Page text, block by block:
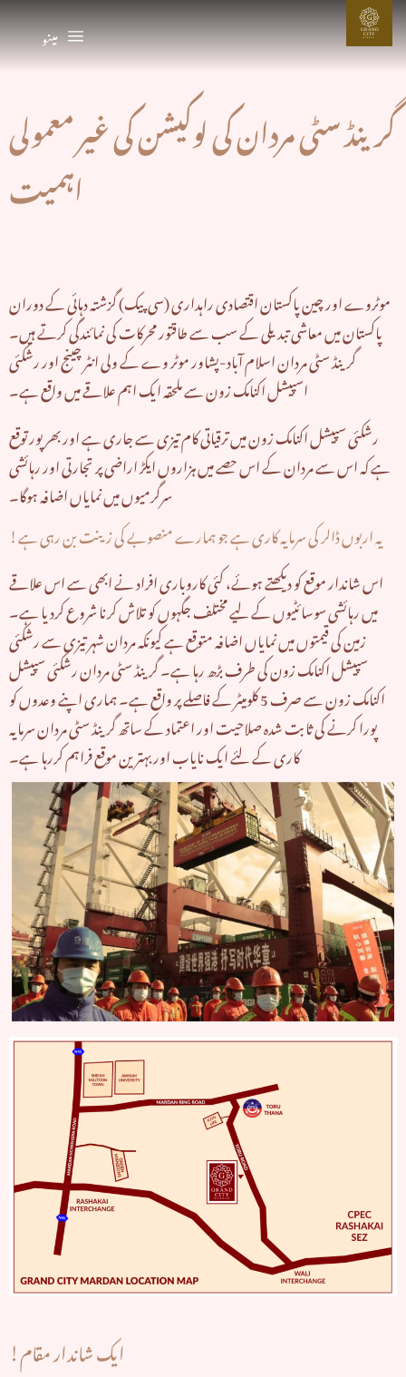
GRAND
CITY
G
مینو
گرینڈ سٹی مردان کی لوکیشن کی غیر معمولی
اہمیت
موٹروے اور چین پاکستان اقتصادی راہداری (سی پیک) گزشتہ دہائی کے دوران
پاکستان میں معاشی تبدیلی کے سب سے طاقتور محرکات کی نمائندگی کرتے ہیں۔
گرینڈ سٹی مردان اسلام آباد-پشاور موٹر وے کے ولی انٹر چینج اور رشکئی
اسپیشل اکنامک زون سے ملحقہ ایک اہم علاقے میں واقع ہے۔
رشکئی سپیشل اکنامک زون میں ترقیاتی کام تیزی سے جاری ہے اور بھرپور توقع
ہے کہ اس سے مردان کے اس حصے میں ہزاروں ایکڑ اراضی پر تجارتی اور رہائشی
سرگرمیوں میں نمایاں اضافہ ہوگا۔
یہ اربوں ڈالر کی سرمایہ کاری ہے جو ہمارے منصوبے کی زینت بن رہی ہے!
اس شاندار موقع کو دیکھتے ہوئے، کئی کاروباری افراد نے ابھی سے اس علاقے
میں رہائشی سوسائٹیوں کے لیے مختلف جگہوں کو تلاش کرنا شروع کردیا ہے۔
زمین کی قیمتوں میں نمایاں اضافہ متوقع ہے کیونکہ مردان شہر تیزی سے رشکئی
سپیشل اکنامک زون کی طرف بڑھ رہا ہے۔ گرینڈ سٹی مردان رشکئی سپیشل
اکنامک زون سے صرف 5 کلومیٹر کے فاصلے پر واقع ہے۔ ہماری اپنے وعدوں کو
پورا کرنے کی ثابت شدہ صلاحیت اور اعتماد کے ساتھ گرینڈ سٹی مردان سرمایہ
کاری کے لئے ایک نایاب اور بہترین موقع فراہم کررہا ہے۔
ایک شاندار مقام!